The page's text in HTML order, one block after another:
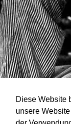
Diese Website
unsere